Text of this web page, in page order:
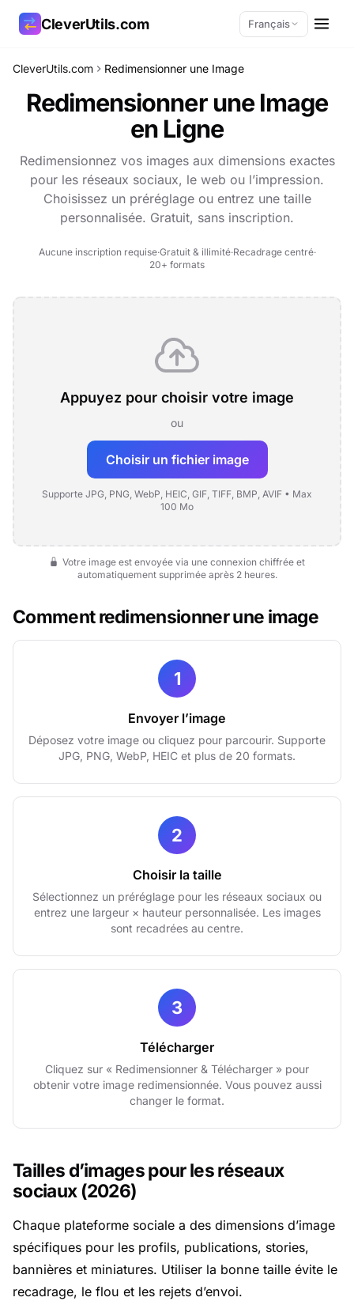
CleverUtils.com Français
CleverUtils.com Redimensionner une Image
Redimensionner une Image
en Ligne
Redimensionnez vos images aux dimensions exactes
pour les réseaux sociaux, le web ou l’impression.
Choisissez un préréglage ou entrez une taille
personnalisée. Gratuit, sans inscription.
Aucune inscription requise·Gratuit & illimité·Recadrage centré·
20+ formats
Appuyez pour choisir votre image
ou
Choisir un fichier image
Supporte JPG, PNG, WebP, HEIC, GIF, TIFF, BMP, AVIF • Max
100 Mo
Votre image est envoyée via une connexion chiffrée et
automatiquement supprimée après 2 heures.
Comment redimensionner une image
1
Envoyer l’image
Déposez votre image ou cliquez pour parcourir. Supporte
JPG, PNG, WebP, HEIC et plus de 20 formats.
2
Choisir la taille
Sélectionnez un préréglage pour les réseaux sociaux ou
entrez une largeur × hauteur personnalisée. Les images
sont recadrées au centre.
3
Télécharger
Cliquez sur « Redimensionner & Télécharger » pour
obtenir votre image redimensionnée. Vous pouvez aussi
changer le format.
Tailles d’images pour les réseaux
sociaux (2026)
Chaque plateforme sociale a des dimensions d’image
spécifiques pour les profils, publications, stories,
bannières et miniatures. Utiliser la bonne taille évite le
recadrage, le flou et les rejets d’envoi.
Copier le lien